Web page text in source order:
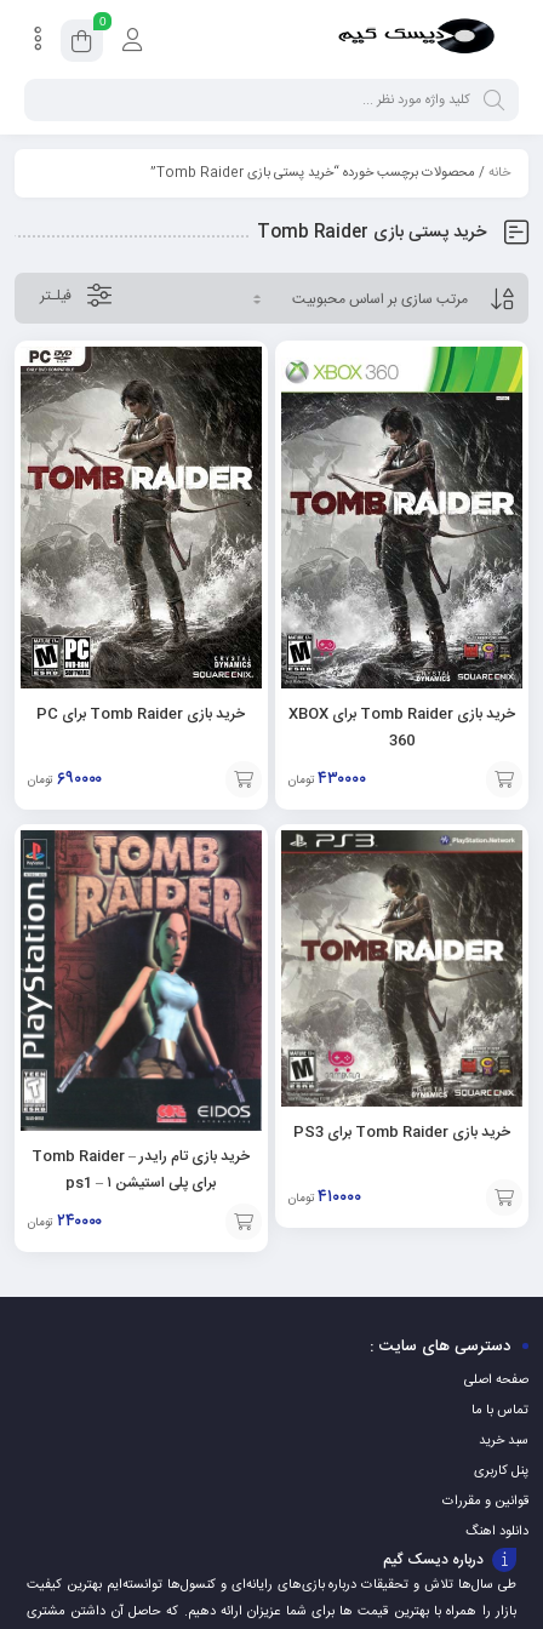
0
خانه/ محصولات برچسب خورده “خرید پستی بازی Tomb Raider”
خرید پستی بازی Tomb Raider
فیلـتر
خرید بازی Tomb Raider برای XBOX
360
۴۳۰۰۰۰ تومان
افزودن
به
سبد
خرید بازی Tomb Raider برای PC
۶۹۰۰۰۰ تومان
افزودن
به
سبد
خرید بازی Tomb Raider برای PS3
۴۱۰۰۰۰ تومان
افزودن
خرید بازی تام رایدر – Tomb Raider
برای پلی استیشن ۱ – ps1
۲۴۰۰۰۰ تومان
افزودن
به
دسترسی های سایت :
صفحه اصلی
تماس با ما
سبد خرید
پنل کاربری
قوانین و مقررات
دانلود اهنگ
درباره دیسک گیم
طی سال‌ها تلاش و تحقیقات درباره بازی‌های رایانه‌ای و کنسول‌ها توانسته‌ایم بهترین کیفیت
بازار را همراه با بهترین قیمت ها برای شما عزیزان ارائه دهیم. که حاصل آن داشتن مشتری